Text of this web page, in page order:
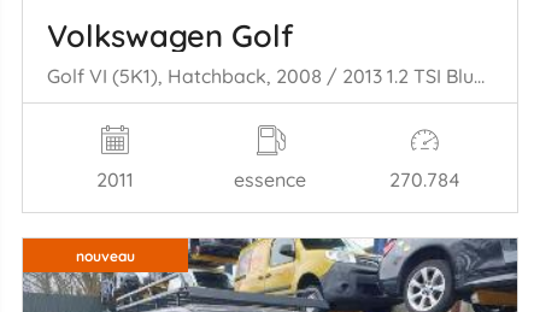
Volkswagen Golf
Golf VI (5K1), Hatchback, 2008 / 2013 1.2 TSI BlueMotion
2011 essence 270.784
nouveau